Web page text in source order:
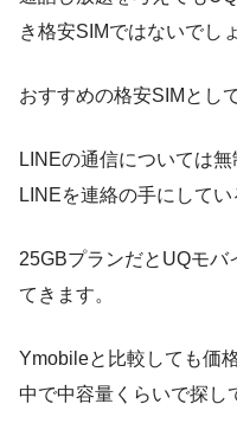
き格安SIMではないでし
おすすめの格安SIMとし
LINEの通信については
LINEを連絡の手にして
25GBプランだとUQモバ
てきます。
Ymobileと比較しても価
中で中容量くらいで探し